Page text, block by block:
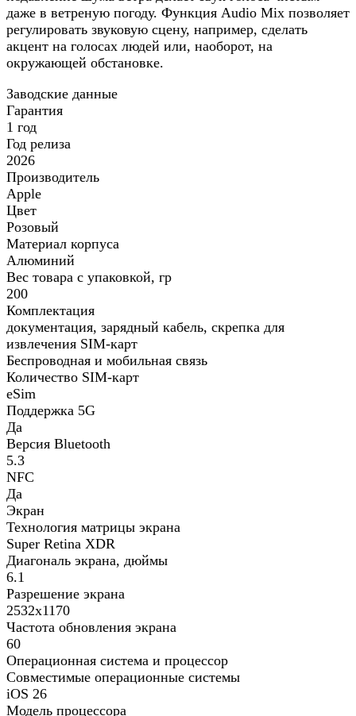
даже в ветреную погоду. Функция Audio Mix позволяет
регулировать звуковую сцену, например, сделать
акцент на голосах людей или, наоборот, на
окружающей обстановке.
Заводские данные
Гарантия
1 год
Год релиза
2026
Производитель
Apple
Цвет
Розовый
Материал корпуса
Алюминий
Вес товара с упаковкой, гр
200
Комплектация
документация, зарядный кабель, скрепка для
извлечения SIM-карт
Беспроводная и мобильная связь
Количество SIM-карт
eSim
Поддержка 5G
Да
Версия Bluetooth
5.3
NFC
Да
Экран
Технология матрицы экрана
Super Retina XDR
Диагональ экрана, дюймы
6.1
Разрешение экрана
2532x1170
Частота обновления экрана
60
Операционная система и процессор
Совместимые операционные системы
iOS 26
Модель процессора